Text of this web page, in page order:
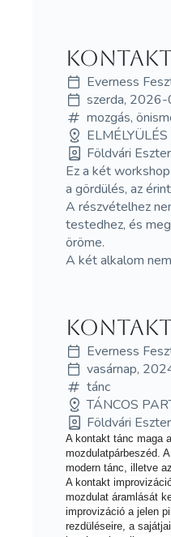
Everness
szerda,
mozgás,
ELMÉLYÜLÉS
Földvári Eszter
Ez a két
a gördülés, az
A részvételhez
testedhez, és
öröme.
A két alkalom
Everness
vasárnap,
tánc
TÁNCOS
Földvári Eszter
A kontakt tánc maga
mozdulatpárbeszéd.
modern tánc, illetve
A kontakt
mozdulat áramlását
improvizáció a jelen
rezdüléseire, a